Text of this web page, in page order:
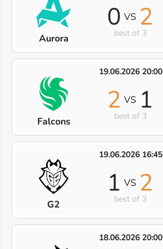
Aurora
0 VS 2
best of 3
19.06.2026 20:00
Falcons
2 VS 1
best of 3
19.06.2026 16:45
G2
1 VS 2
best of 3
18.06.2026 20:00